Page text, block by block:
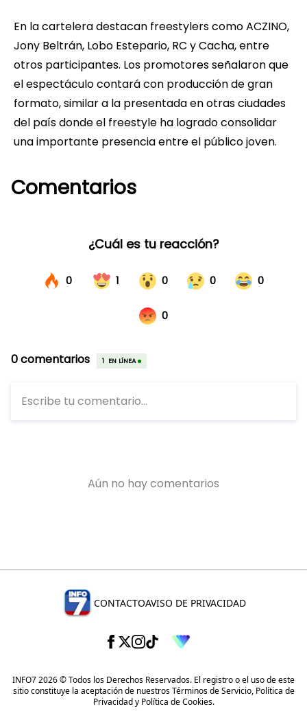
En la cartelera destacan freestylers como ACZINO,
Jony Beltrán, Lobo Estepario, RC y Cacha, entre
otros participantes. Los promotores señalaron que
el espectáculo contará con producción de gran
formato, similar a la presentada en otras ciudades
del país donde el freestyle ha logrado consolidar
una importante presencia entre el público joven.
Comentarios
CONTACTOAVISO DE PRIVACIDAD
INFO7 2026 © Todos los Derechos Reservados. El registro o el uso de este
sitio constituye la aceptación de nuestrosTérminos de Servicio, Política de
Privacidady Política de Cookies.